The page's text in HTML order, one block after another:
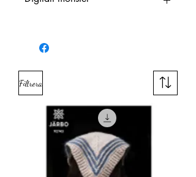
ochvia e-post. Denna länk är giltig i 30 dagar
Filtrera